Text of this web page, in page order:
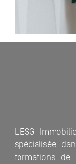
L’ESG
spécialisée
formations de